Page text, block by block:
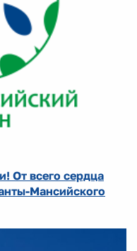
От всего сердца
Мансийского